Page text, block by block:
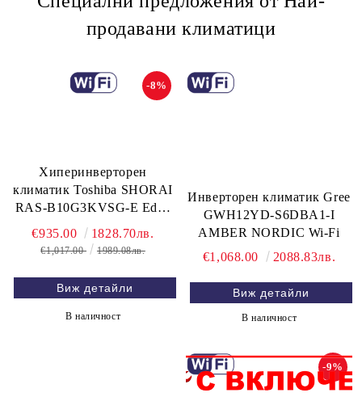
продавани климатици
Хиперинверторен
климатик Toshiba SHORAI
RAS-B10G3KVSG-E Edge
WiFi, 10 000 BTU
-8%
€935.00 1828.70лв.
€1,017.00 1989.08лв.
Виж детайли
В наличност
Инверторен климатик Gree
GWH12YD-S6DBA1-I
AMBER NORDIC Wi-Fi
€1,068.00
2088.83лв.
Виж детайли
В наличност
-9%